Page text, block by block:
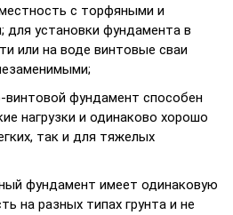
с торфяными и
для установки фундамента в
или на воде винтовые сваи
винтовой фундамент способен
нагрузки и одинаково хорошо
так и для тяжелых
фундамент имеет одинаковую
на разных типах грунта и не